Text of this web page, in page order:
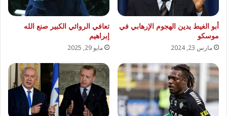
أبو الغيط يدين الهجوم الإرهابي في
موسكو
مارس 23, 2024
تعافي الروائي الكبير صنع الله
إبراهيم
مايو 29, 2025